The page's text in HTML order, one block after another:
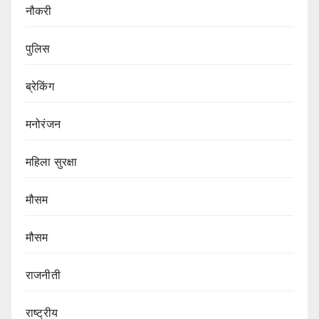
नौकरी
पुलिस
ब्रेकिंग
मनोरंजन
महिला सुरक्षा
मौसम
मौसम
राजनीती
राष्ट्रीय